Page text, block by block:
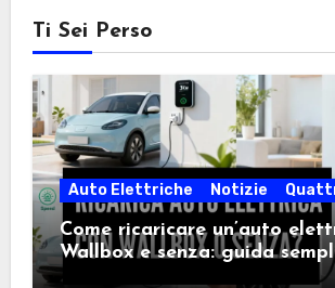
Ti Sei Perso
Auto Elettriche Notizie
Come ricaricare un’auto
Wallbox e senza: guida
scegliere la soluzione giusta